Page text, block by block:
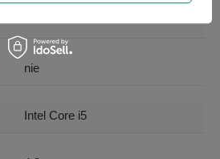
matowa
nie
Intel Core i5